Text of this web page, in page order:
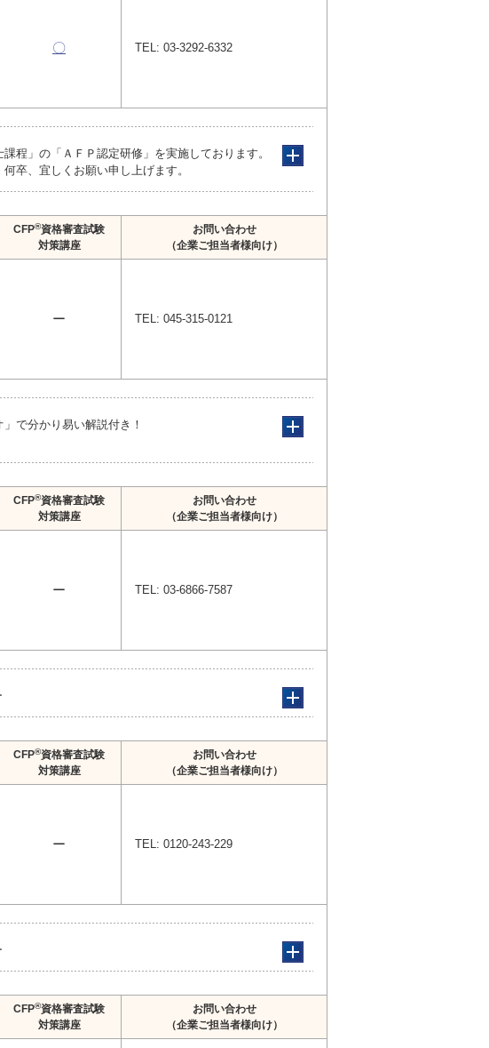
〇 TEL: 03-3292-6332
程」の「ＡＦＰ認定研修」を実施しております。
卒、宜しくお願い申し上げます。
CFP®資格審査試験
対策講座
お問い合わせ
（企業ご担当者様向け）
ー TEL: 045-315-0121
で分かり易い解説付き！
CFP®資格審査試験
対策講座
お問い合わせ
（企業ご担当者様向け）
ー TEL: 03-6866-7587
CFP®資格審査試験
対策講座
お問い合わせ
（企業ご担当者様向け）
ー TEL: 0120-243-229
CFP®資格審査試験
対策講座
お問い合わせ
（企業ご担当者様向け）